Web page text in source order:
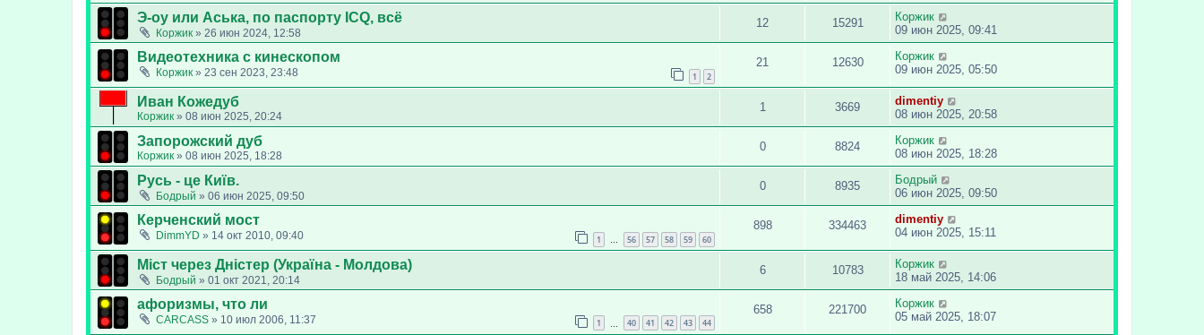
Э-оу или Аська, по паспорту ICQ, всё
Коржик » 26 июн 2024, 12:58
12 15291
Коржик
09 июн 2025, 09:41
Видеотехника с кинескопом
Коржик » 23 сен 2023, 23:48 1 2
21 12630
Коржик
09 июн 2025, 05:50
Иван Кожедуб
Коржик » 08 июн 2025, 20:24
1 3669
dimentiy
08 июн 2025, 20:58
Запорожский дуб
Коржик » 08 июн 2025, 18:28
0 8824
Коржик
08 июн 2025, 18:28
Русь - це Київ.
Бодрый » 06 июн 2025, 09:50
0 8935
Бодрый
06 июн 2025, 09:50
Керченский мост
DimmYD » 14 окт 2010, 09:40 1 56 57 58 59 60
898 334463
dimentiy
04 июн 2025, 15:11
Міст через Дністер (Україна - Молдова)
Бодрый » 01 окт 2021, 20:14
6 10783
Коржик
18 май 2025, 14:06
афоризмы, что ли
CARCASS » 10 июл 2006, 11:37 1 40 41 42 43 44
658 221700
Коржик
05 май 2025, 18:07